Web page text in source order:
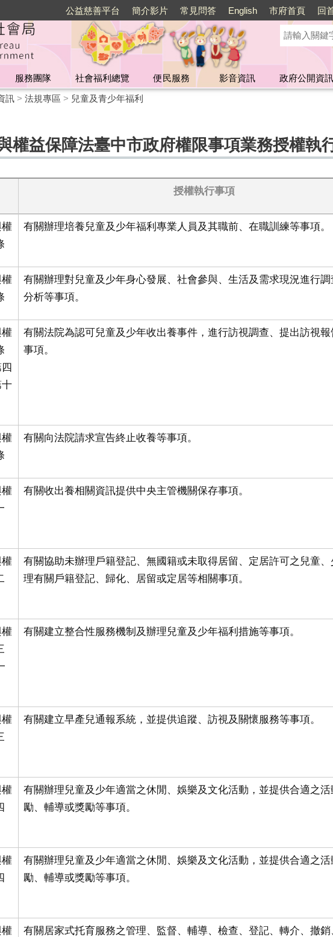
公益慈善平台 簡介影片 常見問答 English 市府首頁 回
服務團隊 社會福利總覽 便民服務 影音資訊 政府公開資訊
訊> 法規專區 > 兒童及青少年福利
權益保障法臺中市政府權限事項業務授權執
授權執行事項
有關辦理培養兒童及少年福利專業人員及其職前、在職訓練等事項。
有關辦理對兒童及少年身心發展、社會參與、生活及需求現況進行調
分析等事項。
十
有關法院為認可兒童及少年收出養事件，進行訪視調查、提出訪視
事項。
有關向法院請求宣告終止收養等事項。
有關收出養相關資訊提供中央主管機關保存事項。
有關協助未辦理戶籍登記、無國籍或未取得居留、定居許可之兒童
理有關戶籍登記、歸化、居留或定居等相關事項。
有關建立整合性服務機制及辦理兒童及少年福利措施等事項。
有關建立早產兒通報系統，並提供追蹤、訪視及關懷服務等事項。
有關辦理兒童及少年適當之休閒、娛樂及文化活動，並提供合適之
勵、輔導或獎勵等事項。
有關辦理兒童及少年適當之休閒、娛樂及文化活動，並提供合適之
勵、輔導或獎勵等事項。
有關居家式托育服務之管理、監督、輔導、檢查、登記、轉介、撤銷